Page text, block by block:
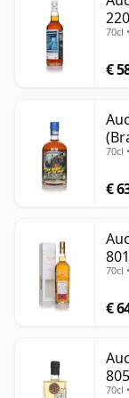
70cl
€
70cl
€
70cl
€
70cl